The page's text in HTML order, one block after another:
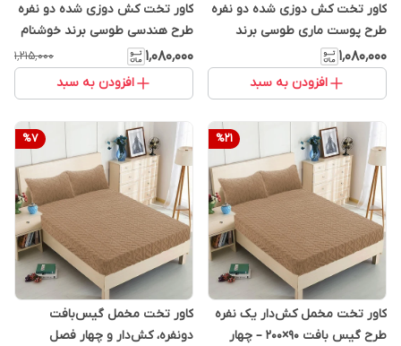
کاور تخت کش دوزی شده دو نفره
طرح پوست ماری طوسی برند
خوشنام هگمتان کد 876
۱٬۰۸۰٬۰۰۰
افزودن به سبد
کاور تخت کش دوزی شده دو نفره
طرح هندسی طوسی برند خوشنام
هگمتان کد 123
۱٬۰۸۰٬۰۰۰ ۱٬۲۱۵٬۰۰۰
افزودن به سبد
%21
کاور تخت مخمل کش‌دار یک نفره
طرح گیس بافت ۹۰×۲۰۰ – چهار
%7
کاور تخت مخمل گیس‌بافت
دونفره، کش‌دار و چهار فصل